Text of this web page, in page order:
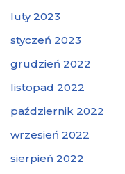
luty 2023
styczeń 2023
grudzień 2022
listopad 2022
październik 2022
wrzesień 2022
sierpień 2022